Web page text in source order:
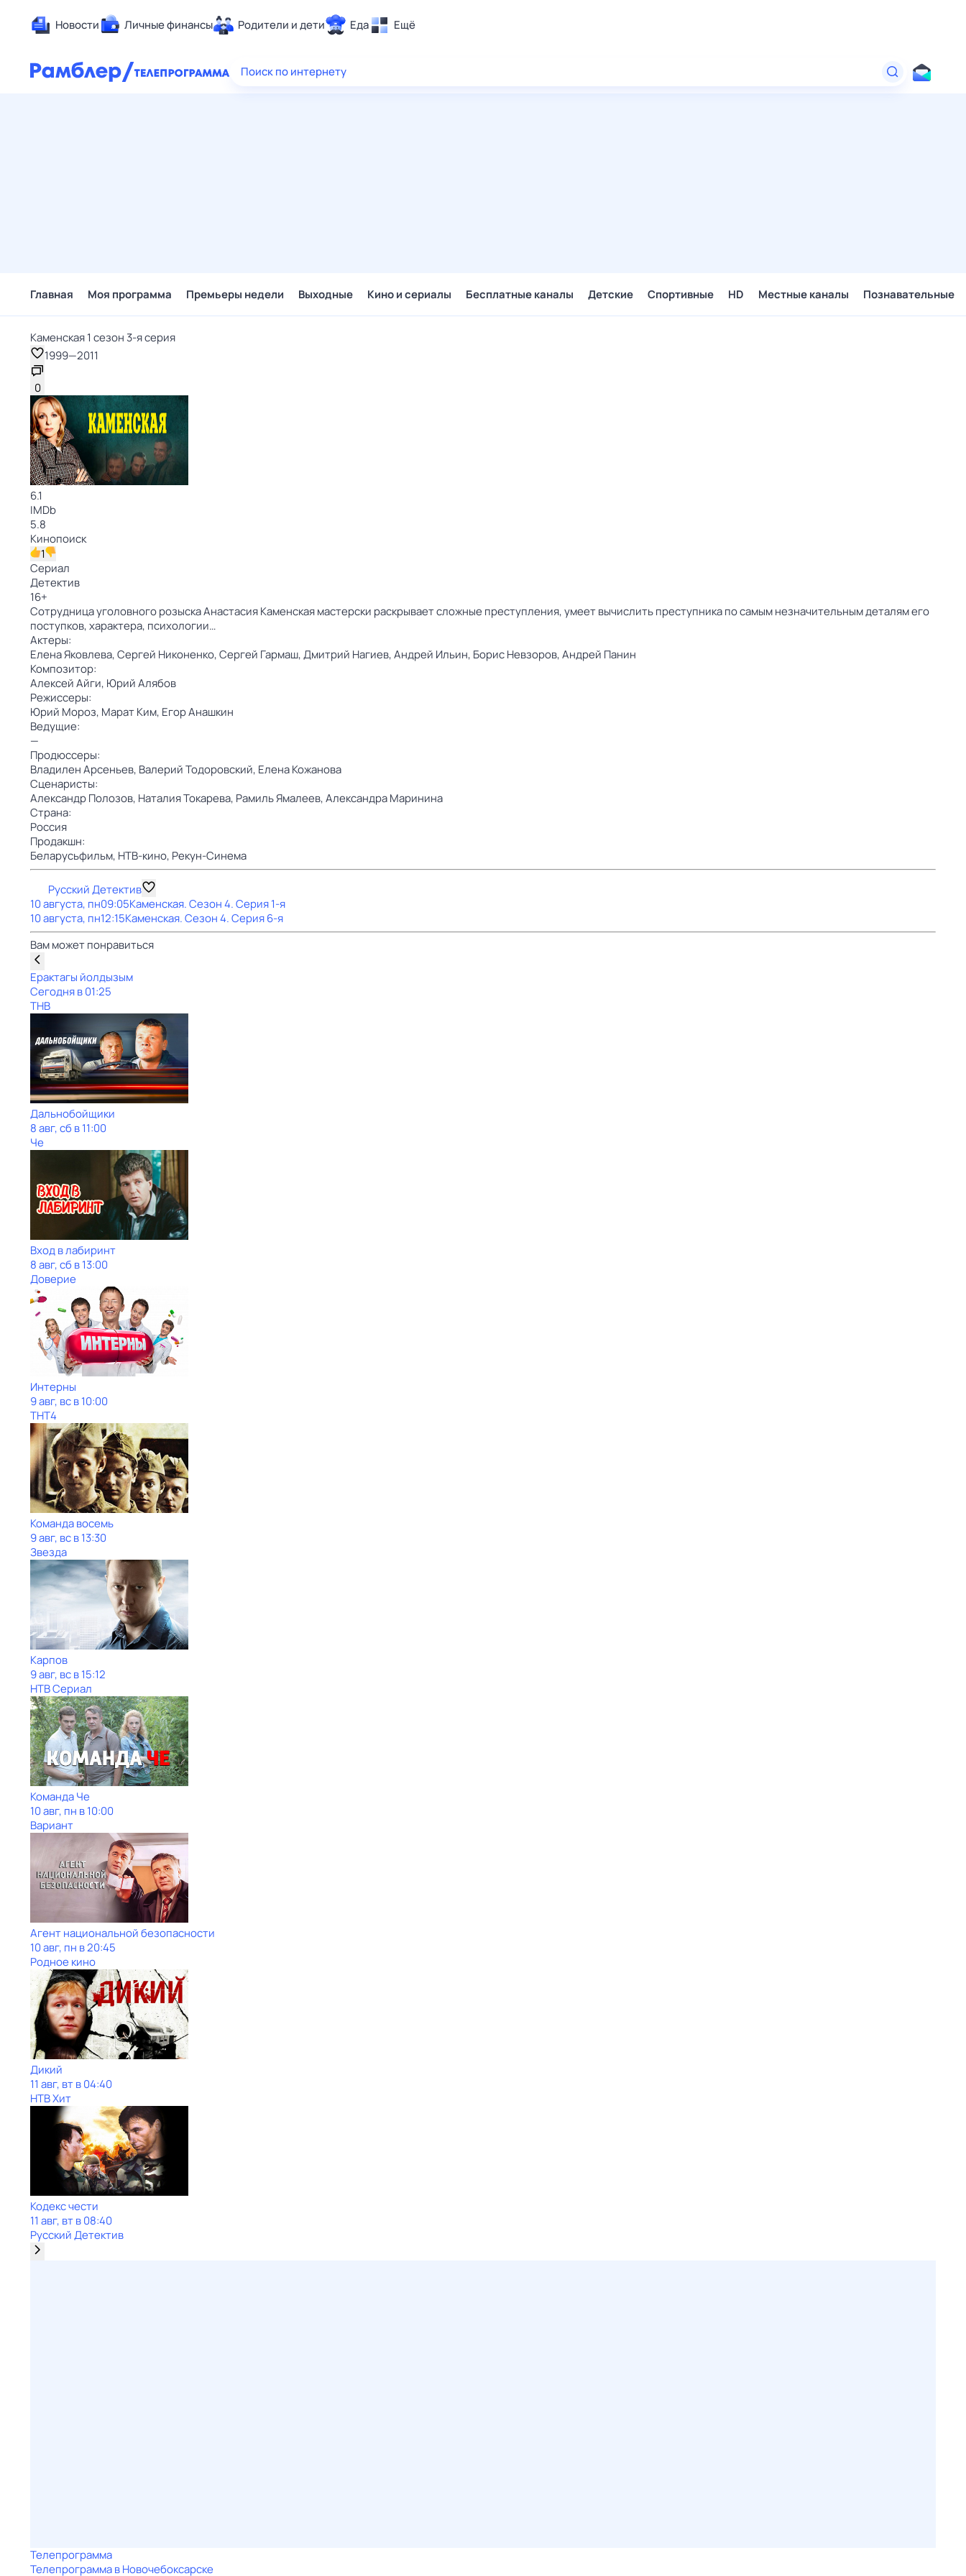
Новости Личные финансы Родители и дети Еда Ещё
Здоровье
Поиск по интернету
Главная Моя программа Премьеры недели Выходные Кино и сериалы Бесплатные каналы Детские Спортивные HD Местные каналы Познавательные
Каменская 1 сезон 3-я серия
1999—2011
0
6.1
IMDb
5.8
Кинопоиск
1
Сериал
Детектив
16+
Сотрудница уголовного розыска Анастасия Каменская мастерски раскрывает сложные преступления, умеет вычислить преступника по самым незначительным деталям его
поступков, характера, психологии…
Актеры:
Елена Яковлева,Сергей Никоненко,Сергей Гармаш,Дмитрий Нагиев,Андрей Ильин, Борис Невзоров,Андрей Панин
Композитор:
Алексей Айги, Юрий Алябов
Режиссеры:
Юрий Мороз, Марат Ким, Егор Анашкин
Ведущие:
—
Продюссеры:
Владилен Арсеньев, Валерий Тодоровский, Елена Кожанова
Сценаристы:
Александр Полозов, Наталия Токарева, Рамиль Ямалеев,Александра Маринина
Страна:
Россия
Продакшн:
Беларусьфильм, НТВ-кино, Рекун-Синема
Русский Детектив
10 августа, пн09:05Каменская. Сезон 4. Серия 1-я
10 августа, пн12:15Каменская. Сезон 4. Серия 6-я
Вам может понравиться
Ерактагы йолдызым
Сегодня в 01:25
ТНВ
Дальнобойщики
8 авг, сб в 11:00
Че
Вход в лабиринт
8 авг, сб в 13:00
Доверие
Интерны
9 авг, вс в 10:00
ТНТ4
Команда восемь
9 авг, вс в 13:30
Звезда
Карпов
9 авг, вс в 15:12
НТВ Сериал
Команда Че
10 авг, пн в 10:00
Вариант
Агент национальной безопасности
10 авг, пн в 20:45
Родное кино
Дикий
11 авг, вт в 04:40
НТВ Хит
Кодекс чести
11 авг, вт в 08:40
Русский Детектив
Телепрограмма
Телепрограмма в Новочебоксарске